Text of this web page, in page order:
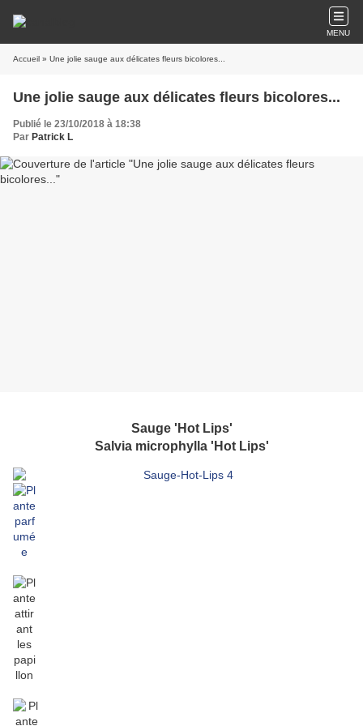
MENU
Accueil » Une jolie sauge aux délicates fleurs bicolores...
Une jolie sauge aux délicates fleurs bicolores...
Publié le 23/10/2018 à 18:38
Par Patrick L
Sauge 'Hot Lips'
Salvia microphylla 'Hot Lips'